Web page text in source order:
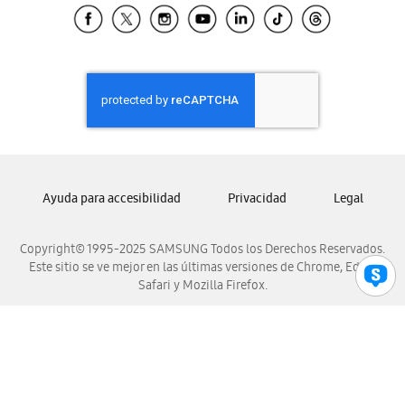
Samsung El Salvador
Samsung Honduras
Samsung Nicaragua
Samsung Panamá
Samsung Venezuela
Copyright© 1995-2025 SAMSUNG Todos los Derechos Reservados.
Este sitio se ve mejor en las últimas versiones de Chrome, Edge,
Safari y Mozilla Firefox.
Ayuda para accesibilidad Privacidad Legal